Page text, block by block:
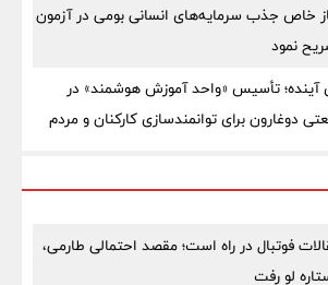
خاص جذب سرمایه‌های انسانی بومی در آزمون
نمود
آینده؛ تأسیس «واحد آموزش هوشمند» در
دوغارون برای توانمندسازی کارکنان و مردم
فوتبال در راه است؛ مقصد احتمالی طارمی،